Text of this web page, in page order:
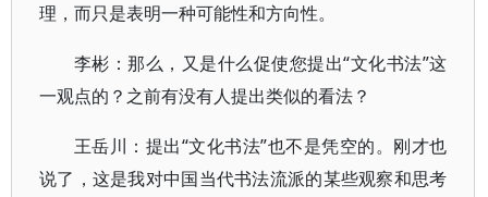
理，而只是表明一种可能性和方向性。
李彬：那么，又是什么促使您提出“文化书法”这
一观点的？之前有没有人提出类似的看法？
王岳川：提出“文化书法”也不是凭空的。刚才也
说了，这是我对中国当代书法流派的某些观察和思考